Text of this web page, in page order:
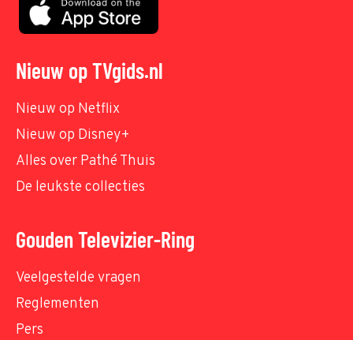
Nieuw op TVgids.nl
Nieuw op Netflix
Nieuw op Disney+
Alles over Pathé Thuis
De leukste collecties
Gouden Televizier-Ring
Veelgestelde vragen
Reglementen
Pers